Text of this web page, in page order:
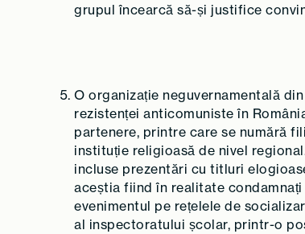
grupul încearcă să-și justifice
O organizație neguvernamentală
rezistenței anticomuniste în
partenere, printre care se numără
instituție religioasă de nivel
incluse prezentări cu titluri
aceștia fiind în realitate
evenimentul pe rețelele de
al inspectoratului școlar, printr-o